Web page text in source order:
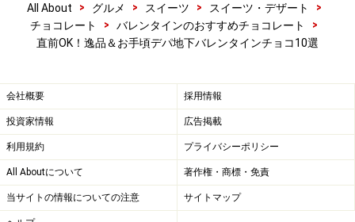
All About > グルメ > スイーツ > スイーツ・デザート
>
チョコレート
> バレンタインのおすすめチョコレート
>
直前OK！逸品＆お手頃デパ地下バレンタインチョコ10選
会社概要 採用情報
投資家情報 広告掲載
利用規約 プライバシーポリシー
All Aboutについて 著作権・商標・免責
当サイトの情報についての注意 サイトマップ